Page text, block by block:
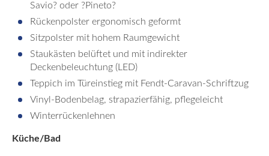
Savio? oder ?Pineto?
Rückenpolster ergonomisch geformt
Sitzpolster mit hohem Raumgewicht
Staukästen belüftet und mit indirekter
Deckenbeleuchtung (LED)
Teppich im Türeinstieg mit Fendt-Caravan-Schriftzug
Vinyl-Bodenbelag, strapazierfähig, pflegeleicht
Winterrückenlehnen
Küche/Bad